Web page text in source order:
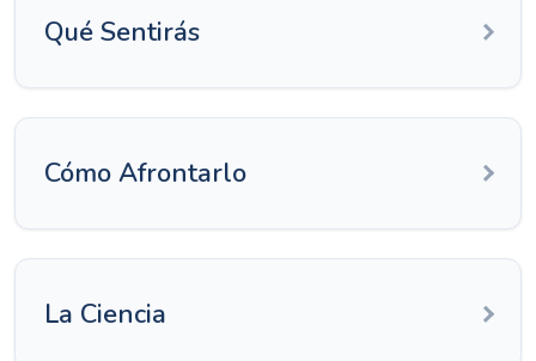
Qué Sentirás
Cómo Afrontarlo
La Ciencia